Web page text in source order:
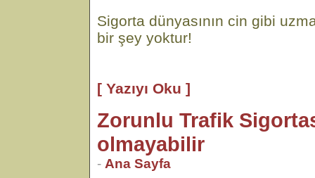
Sigorta dünyasının cin gibi
bir şey yoktur!
[ Yazıyı Oku ]
Zorunlu Trafik
olmayabilir
- Ana Sayfa